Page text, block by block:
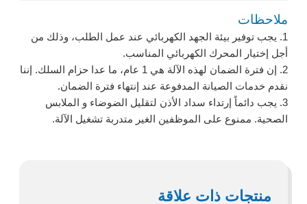
ملاحظات
1. يجب توفير بيئة الجهد الكهربائي عند عمل الطلب، وذلك من
أجل إختيار المحرك الكهربائي المناسب.
2. إن فترة الضمان لهذه الآلة هي 1 عام، ما عدا حزام السلك. إننا
نقدم خدمات الصيانة المدفوعة عند إنتهاء فترة الضمان.
3. يجب دائماً إرتداء سداد الأذن لتقليل الضوضاء و الملابس
الصحية. ممنوع على الموظفين الغير متدربة تشغيل الآلة.
منتجات ذات علاقة